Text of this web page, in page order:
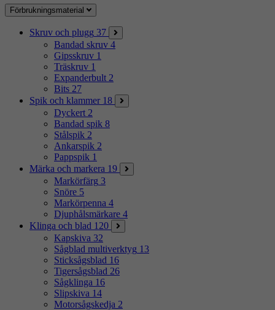
Förbrukningsmaterial
Skruv och plugg 37
Bandad skruv 4
Gipsskruv 1
Träskruv 1
Expanderbult 2
Bits 27
Spik och klammer 18
Dyckert 2
Bandad spik 8
Stålspik 2
Ankarspik 2
Pappspik 1
Märka och markera 19
Markörfärg 3
Snöre 5
Markörpenna 4
Djuphålsmärkare 4
Klinga och blad 120
Kapskiva 32
Sågblad multiverktyg 13
Sticksågsblad 16
Tigersågsblad 26
Sågklinga 16
Slipskiva 14
Motorsågskedja 2